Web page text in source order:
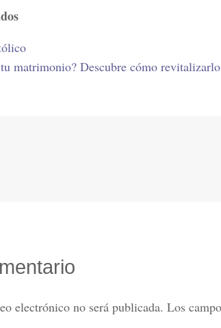
matrimonio? Descubre cómo revitalizarlo
electrónico no será publicada. Los